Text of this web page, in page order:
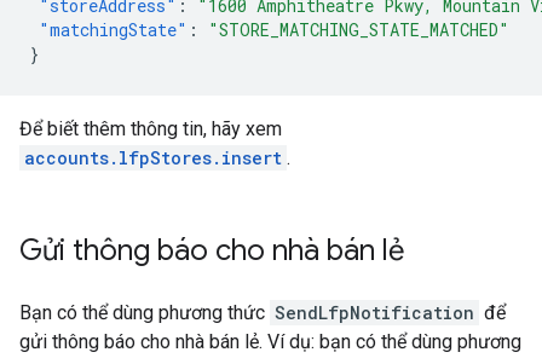
"storeAddress" :
"1600 Amphitheatre Pkwy, Mountain
"matchingState" :
"STORE_MATCHING_STATE_MATCHED"
}
Để biết thêm thông tin, hãy xem
accounts.lfpStores.insert .
Gửi thông báo cho nhà bán lẻ
Bạn có thể dùng phương thức SendLfpNotification để
gửi thông báo cho nhà bán lẻ. Ví dụ: bạn có thể dùng phương